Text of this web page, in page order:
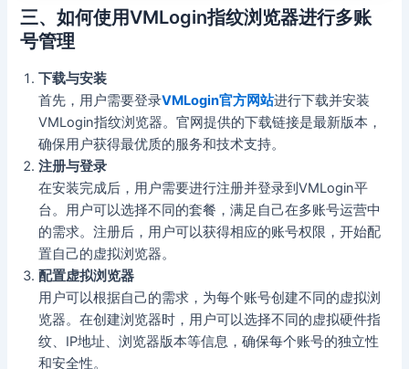
三、如何使用VMLogin指纹浏览器进行多账
号管理
下载与安装
首先，用户需要登录VMLogin官方网站进行下载并安装
VMLogin指纹浏览器。官网提供的下载链接是最新版本，
确保用户获得最优质的服务和技术支持。
注册与登录
在安装完成后，用户需要进行注册并登录到VMLogin平
台。用户可以选择不同的套餐，满足自己在多账号运营中
的需求。注册后，用户可以获得相应的账号权限，开始配
置自己的虚拟浏览器。
配置虚拟浏览器
用户可以根据自己的需求，为每个账号创建不同的虚拟浏
览器。在创建浏览器时，用户可以选择不同的虚拟硬件指
纹、IP地址、浏览器版本等信息，确保每个账号的独立性
和安全性。